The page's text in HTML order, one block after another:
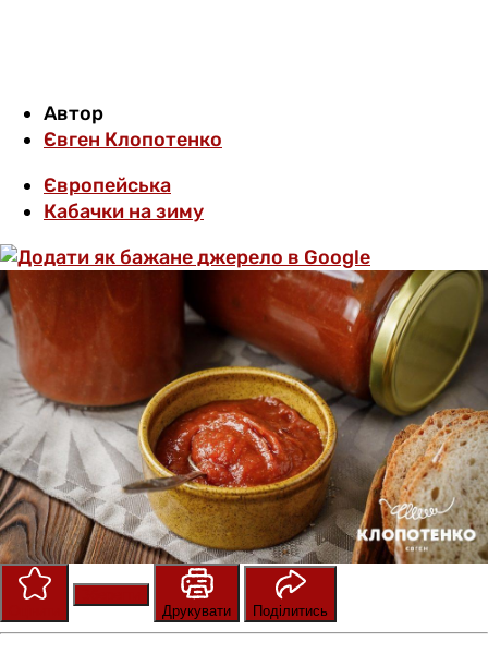
Автор
Євген Клопотенко
Європейська
Кабачки на зиму
Друкувати
Поділитись